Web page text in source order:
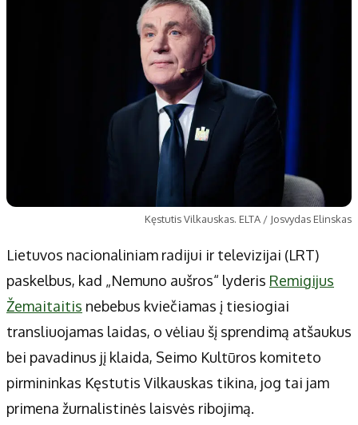
Dienos naujienos
Ekonomikos naujienos
Didžiosios savivaldybės
Marijampolės
Kitos savivaldybės
Druskininkų
Utenos rajono
Jonavos rajono
Vilkaviškio rajono
Tauragės rajono
Prienų rajono
Redakcija
Autoriai
Kontaktai
Privatumo politika
Kęstutis Vilkauskas. ELTA / Josvydas Elinskas
Lietuvos nacionaliniam radijui ir televizijai (LRT)
paskelbus, kad „Nemuno aušros“ lyderis Remigijus
Žemaitaitis nebebus kviečiamas į tiesiogiai
transliuojamas laidas, o vėliau šį sprendimą atšaukus
bei pavadinus jį klaida, Seimo Kultūros komiteto
pirmininkas Kęstutis Vilkauskas tikina, jog tai jam
primena žurnalistinės laisvės ribojimą.